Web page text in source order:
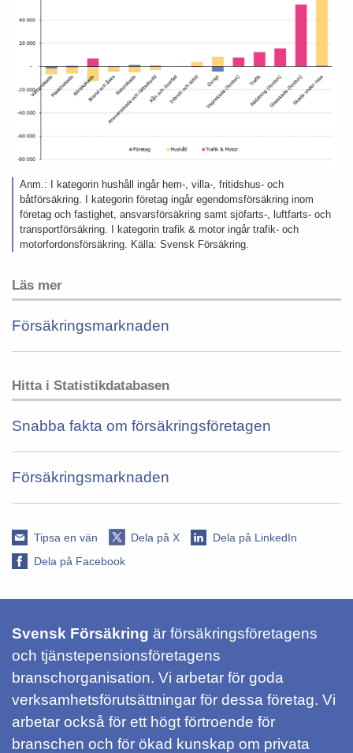
Anm.: I kategorin hushåll ingår hem-, villa-, fritidshus- och
båtförsäkring. I kategorin företag ingår egendomsförsäkring inom
företag och fastighet, ansvarsförsäkring samt sjöfarts-, luftfarts- och
transportförsäkring. I kategorin trafik & motor ingår trafik- och
motorfordonsförsäkring. Källa: Svensk Försäkring.
Läs mer
Försäkringsmarknaden
Hitta i Statistikdatabasen
Snabba fakta om försäkringsföretagen
Försäkringsmarknaden
Tipsa en vän Dela på X
Dela på LinkedIn
Dela på Facebook
Svensk Försäkring är försäkringsföretagens
och tjänstepensionsföretagens
branschorganisation. Vi arbetar för goda
verksamhetsförutsättningar för dessa företag. Vi
arbetar också för ett högt förtroende för
branschen och för ökad kunskap om privata